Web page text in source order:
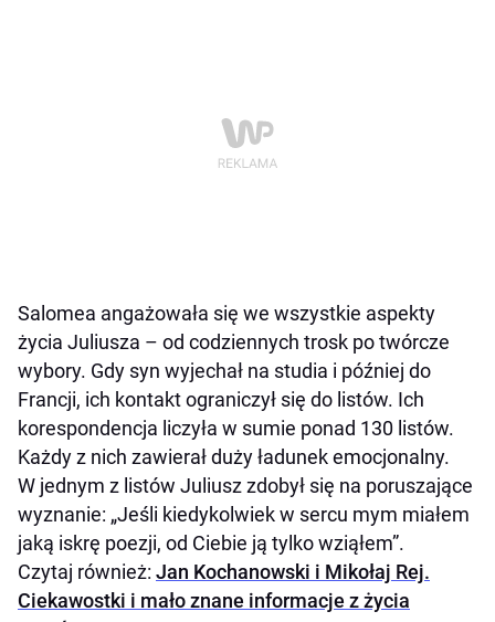
Salomea angażowała się we wszystkie aspekty
życia Juliusza – od codziennych trosk po twórcze
wybory. Gdy syn wyjechał na studia i później do
Francji, ich kontakt ograniczył się do listów. Ich
korespondencja liczyła w sumie ponad 130 listów.
Każdy z nich zawierał duży ładunek emocjonalny.
W jednym z listów Juliusz zdobył się na poruszające
wyznanie: „Jeśli kiedykolwiek w sercu mym miałem
jaką iskrę poezji, od Ciebie ją tylko wziąłem”.
Czytaj również: Jan Kochanowski i Mikołaj Rej.
Ciekawostki i mało znane informacje z życia